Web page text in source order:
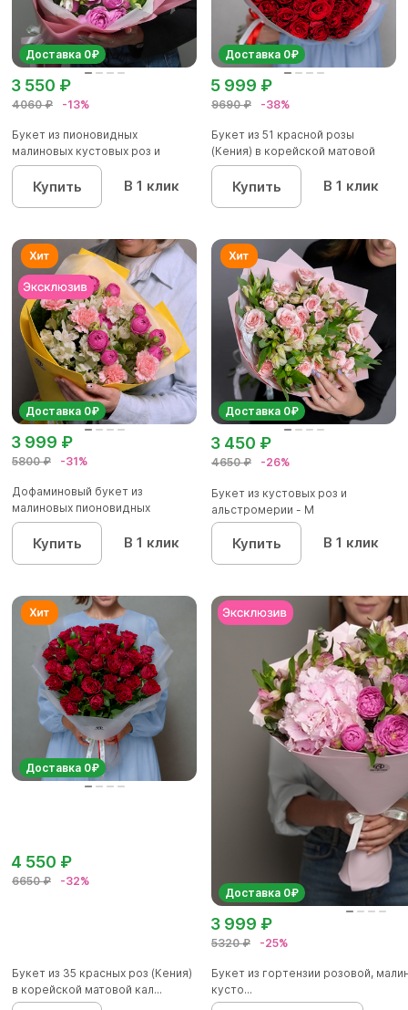
Доставка 0₽
4060 ₽ -13%
3 550 ₽
Букет из пионовидных
малиновых кустовых роз и
альстроме...
Купить В 1 клик
Доставка 0₽
9690 ₽ -38%
5 999 ₽
Букет из 51 красной розы
(Кения) в корейской матовой
уп...
Купить В 1 клик
Доставка 0₽
5800 ₽ -31%
3 999 ₽
Дофаминовый букет из
малиновых пионовидных
кустовых роз...
Купить В 1 клик
Доставка 0₽
4650 ₽ -26%
3 450 ₽
Букет из кустовых роз и
альстромерии - М
Купить В 1 клик
Доставка 0₽
6650 ₽ -32%
4 550 ₽
Букет из 35 красных роз (Кения)
в корейской матовой кал...
Доставка 0₽
5320 ₽ -25%
3 999 ₽
Букет из гортензии розовой,
кусто...